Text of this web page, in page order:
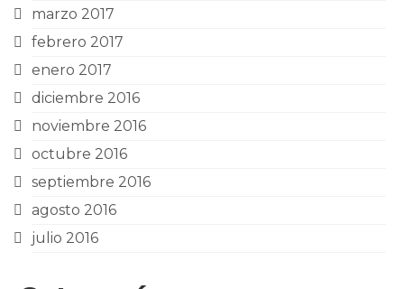
marzo 2017
febrero 2017
enero 2017
diciembre 2016
noviembre 2016
octubre 2016
septiembre 2016
agosto 2016
julio 2016